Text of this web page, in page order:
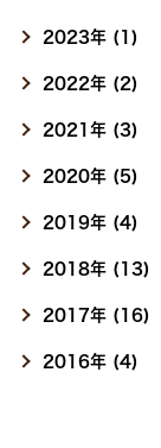
2023年 (1)
2022年 (2)
2021年 (3)
2020年 (5)
2019年 (4)
2018年 (13)
2017年 (16)
2016年 (4)